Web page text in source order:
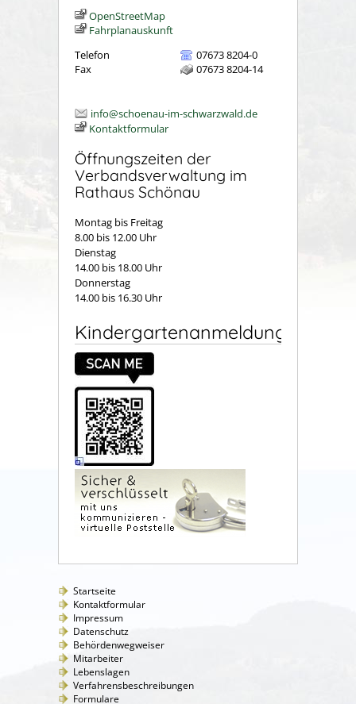
OpenStreetMap
Fahrplanauskunft
Telefon
07673 8204-0
Fax
07673 8204-14
info@schoenau-im-schwarzwald.de
Kontaktformular
Öffnungszeiten der
Verbandsverwaltung im
Rathaus Schönau
Montag bis Freitag
8.00 bis 12.00 Uhr
Dienstag
14.00 bis 18.00 Uhr
Donnerstag
14.00 bis 16.30 Uhr
Kindergartenanmeldung
Startseite
Kontaktformular
Impressum
Datenschutz
Behördenwegweiser
Mitarbeiter
Lebenslagen
Verfahrensbeschreibungen
Formulare